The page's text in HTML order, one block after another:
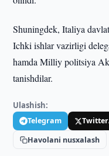
Shuningdek, Italiya
Ichki ishlar vazirligi
hamda Milliy politsiya
tanishdilar.
Ulashish:
Telegram
Havolani nusxalash